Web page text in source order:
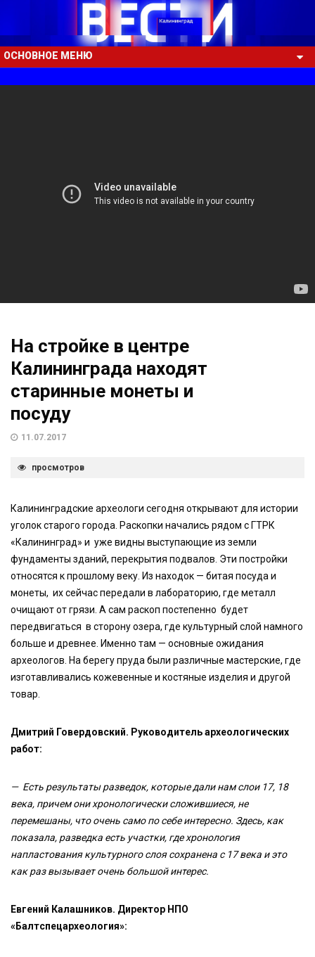
ОСНОВНОЕ МЕНЮ
На стройке в центре
Калининграда находят
старинные монеты и
посуду
11.07.2017
просмотров
Калининградские археологи сегодня открывают для истории
уголок старого города. Раскопки начались рядом с ГТРК
«Калининград» и уже видны выступающие из земли
фундаменты зданий, перекрытия подвалов. Эти постройки
относятся к прошлому веку. Из находок — битая посуда и
монеты, их сейчас передали в лабораторию, где металл
очищают от грязи. А сам раскоп постепенно будет
передвигаться в сторону озера, где культурный слой намного
больше и древнее. Именно там — основные ожидания
археологов. На берегу пруда были различные мастерские, где
изготавливались кожевенные и костяные изделия и другой
товар.
Дмитрий Говердовский. Руководитель археологических
работ:
— Есть результаты разведок, которые дали нам слои 17, 18
века, причем они хронологически сложившиеся, не
перемешаны, что очень само по себе интересно. Здесь, как
показала, разведка есть участки, где хронология
напластования культурного слоя сохранена с 17 века и это
как раз вызывает очень большой интерес.
Евгений Калашников. Директор НПО
«Балтспецархеология»: